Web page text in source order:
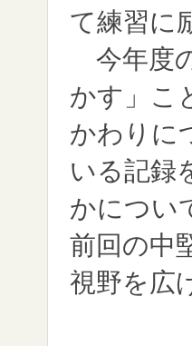
て練習に
今年度
かす」こ
かわりに
いる記録
かについ
前回の中
視野を広